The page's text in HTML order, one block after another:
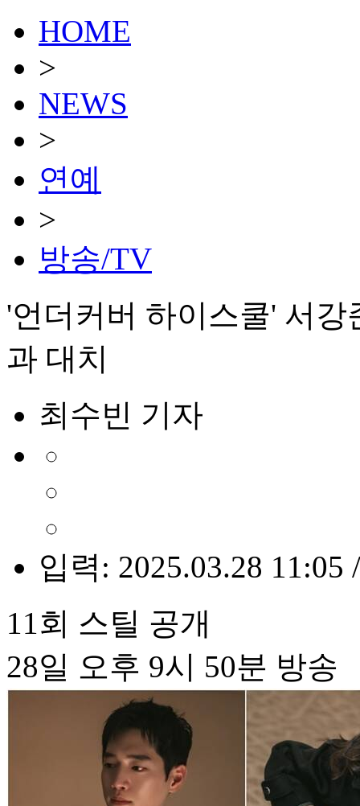
HOME
>
NEWS
>
연예
>
방송/TV
'언더커버 하이스쿨' 서
과 대치
최수빈 기자
입력: 2025.03.28 11:05
11회 스틸 공개
28일 오후 9시 50분 방송